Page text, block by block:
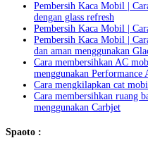
Pembersih Kaca Mobil |
dengan glass refresh
Pembersih Kaca Mobil |
Pembersih Kaca Mobil |
dan aman menggunakan
Cara membersihkan AC
menggunakan Performance
Cara mengkilapkan cat
Cara membersihkan ruang
menggunakan Carbjet
Spaoto :